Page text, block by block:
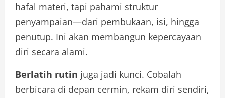
hafal materi, tapi pahami struktur
penyampaian—dari pembukaan, isi, hingga
penutup. Ini akan membangun kepercayaan
diri secara alami.
Berlatih rutin juga jadi kunci. Cobalah
berbicara di depan cermin, rekam diri sendiri,